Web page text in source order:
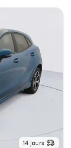
14 jours